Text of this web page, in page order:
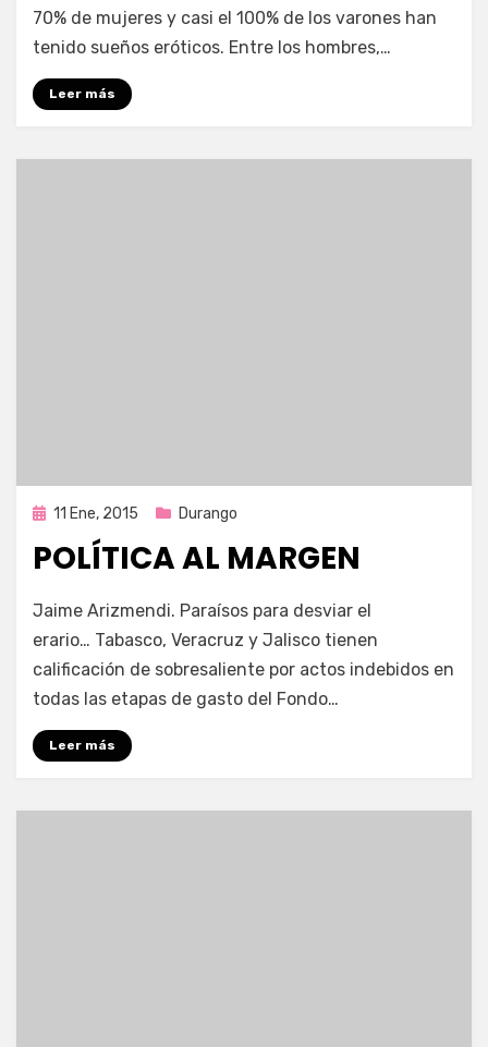
70% de mujeres y casi el 100% de los varones han
tenido sueños eróticos. Entre los hombres,…
Leer más
Publicada
11 Ene, 2015 Durango
POLÍTICA AL MARGEN
por Enrique
Jaime Arizmendi. Paraísos para desviar el
erario… Tabasco, Veracruz y Jalisco tienen
calificación de sobresaliente por actos indebidos en
todas las etapas de gasto del Fondo…
Leer más